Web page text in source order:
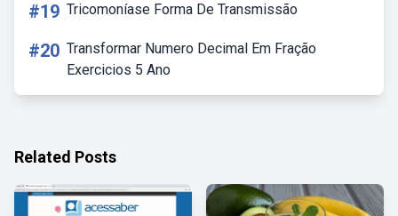
#19 Tricomoníase Forma De Transmissão
#20 Transformar Numero Decimal Em Fração
Exercicios 5 Ano
Related Posts